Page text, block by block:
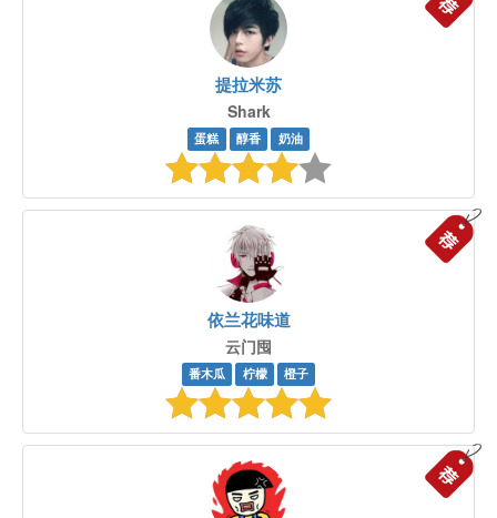
提拉米苏
Shark
蛋糕 醇香 奶油
依兰花味道
云门囤
番木瓜 柠檬 橙子